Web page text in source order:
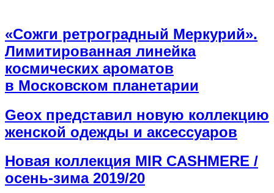
«Сожги ретроградный Меркурий».
Лимитированная линейка
космических ароматов
в Московском планетарии
Geox представил новую коллекцию
женской одежды и аксессуаров
Новая коллекция MIR CASHMERE /
осень-зима 2019/20